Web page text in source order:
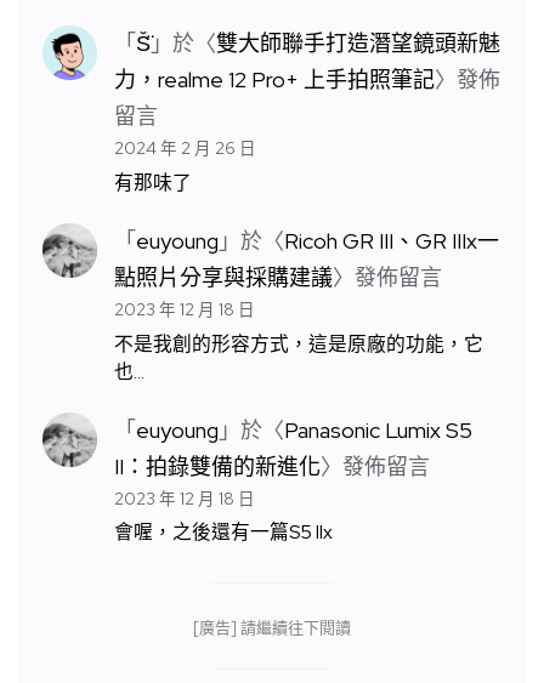
「S̆̈」於〈雙大師聯手打造潛望鏡頭新魅
力，realme 12 Pro+ 上手拍照筆記〉發佈
留言
2024 年 2 月 26 日
有那味了
「euyoung 」於〈Ricoh GR III、GR IIIx一
點照片分享與採購建議〉發佈留言
2023 年 12 月 18 日
不是我創的形容方式，這是原廠的功能，它
也…
「euyoung 」於〈Panasonic Lumix S5
II：拍錄雙備的新進化〉發佈留言
2023 年 12 月 18 日
會喔，之後還有一篇S5 IIx
[廣告] 請繼續往下閱讀